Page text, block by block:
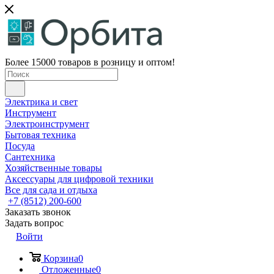
Более 15000 товаров в розницу и оптом!
Электрика и свет
Инструмент
Электроинструмент
Бытовая техника
Посуда
Сантехника
Хозяйственные товары
Аксессуары для цифровой техники
Все для сада и отдыха
+7 (8512) 200-600
Заказать звонок
Задать вопрос
Войти
Корзина0
Отложенные0